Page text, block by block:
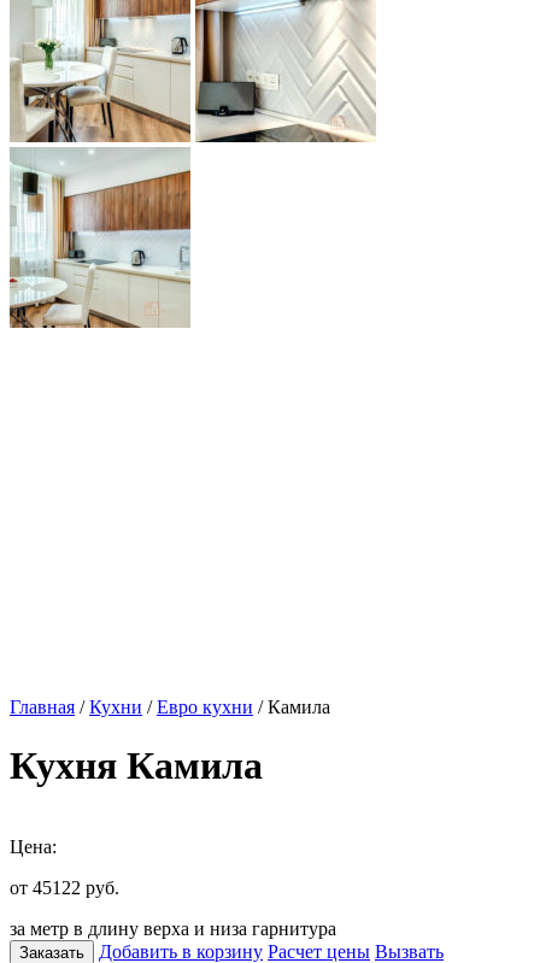
Главная /Кухни /Евро кухни / Камила
Кухня Камила
Цена:
от 45122 руб.
за метр в длину верха и низа гарнитура
Заказать Добавить в корзину Расчет цены Вызвать